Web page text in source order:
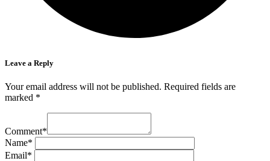
Leave a Reply
Your email address will not be published. Required fields are
marked *
Comment*
Name*
Email*